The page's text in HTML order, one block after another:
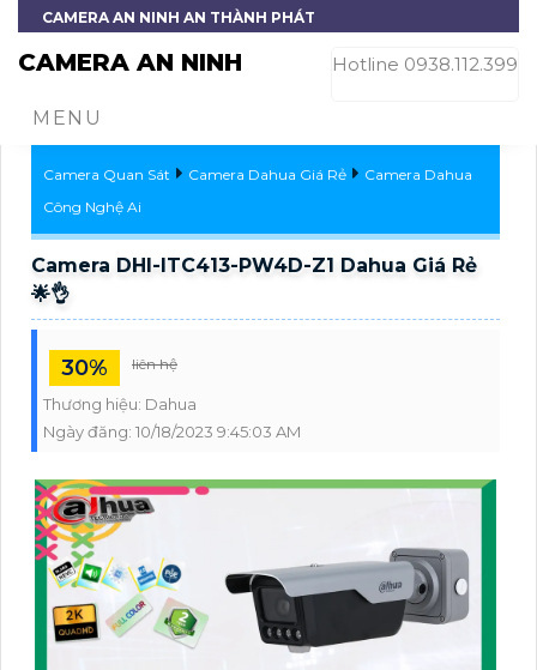
CAMERA AN NINH AN THÀNH PHÁT
CAMERA AN NINH Hotline 0938.112.399
MENU
Camera Quan Sát Camera Dahua Giá Rẻ
Camera Dahua
Công Nghệ Ai
Camera DHI-ITC413-PW4D-Z1 Dahua Giá Rẻ
🌟👌
30% liên hệ
Thương hiệu: Dahua
Ngày đăng: 10/18/2023 9:45:03 AM